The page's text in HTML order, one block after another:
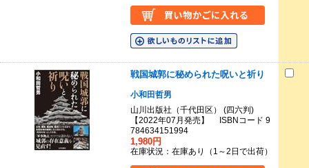
戦国城郭に秘められた呪いと祈り
小和田哲男
山川出版社（千代田区） (四六判)
【2022年07月発売】 ISBNコード 9
784634151994
1,980円
在庫状況：在庫あり（1～2日で出荷）